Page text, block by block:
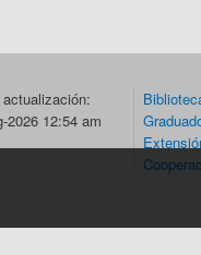
2026 12:54 am